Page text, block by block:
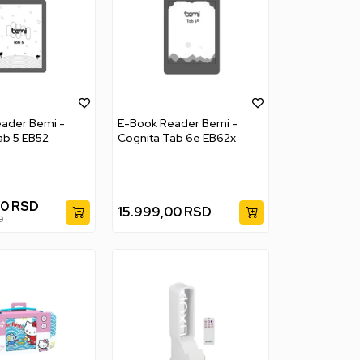
Bemi -
5 EB52
RSD
E-Book Reader Bemi -
Cognita Tab 6e EB62x
15.999,00RSD